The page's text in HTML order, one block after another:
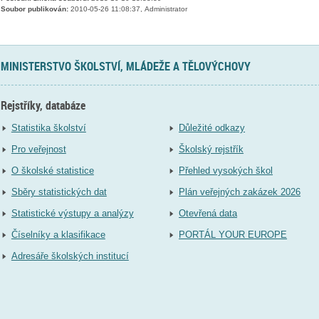
Soubor publikován:2010-05-26 11:08:37, Administrator
MINISTERSTVO ŠKOLSTVÍ, MLÁDEŽE A TĚLOVÝCHOVY
Rejstříky, databáze
Statistika školství
Pro veřejnost
O školské statistice
Sběry statistických dat
Statistické výstupy a analýzy
Číselníky a klasifikace
Adresáře školských institucí
Důležité odkazy
Školský rejstřík
Přehled vysokých škol
Plán veřejných zakázek 2026
Otevřená data
PORTÁL YOUR EUROPE